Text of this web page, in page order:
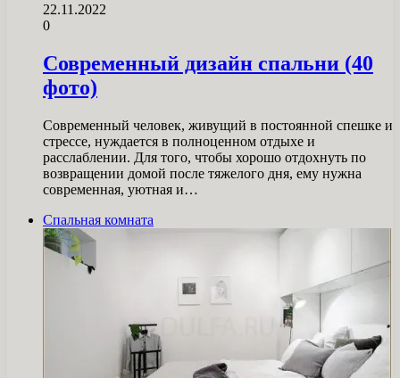
22.11.2022
0
Современный дизайн спальни (40
фото)
Современный человек, живущий в постоянной спешке и
стрессе, нуждается в полноценном отдыхе и
расслаблении. Для того, чтобы хорошо отдохнуть по
возвращении домой после тяжелого дня, ему нужна
современная, уютная и…
Спальная комната